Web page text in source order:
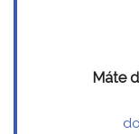
Máte